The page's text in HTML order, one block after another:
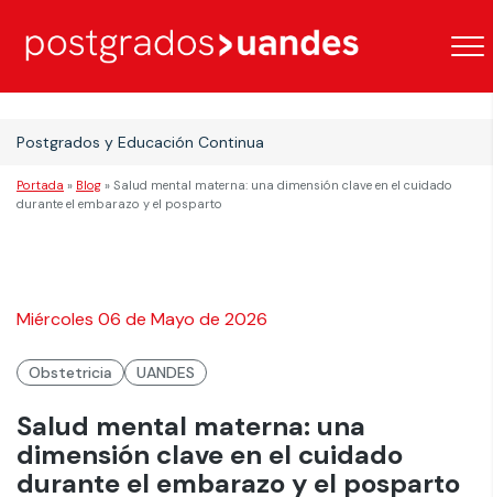
Postgrados y Educación Continua
Portada » Blog » Salud mental materna: una dimensión clave en el cuidado
durante el embarazo y el posparto
Miércoles 06 de Mayo de 2026
Obstetricia UANDES
Salud mental materna: una
dimensión clave en el cuidado
durante el embarazo y el posparto